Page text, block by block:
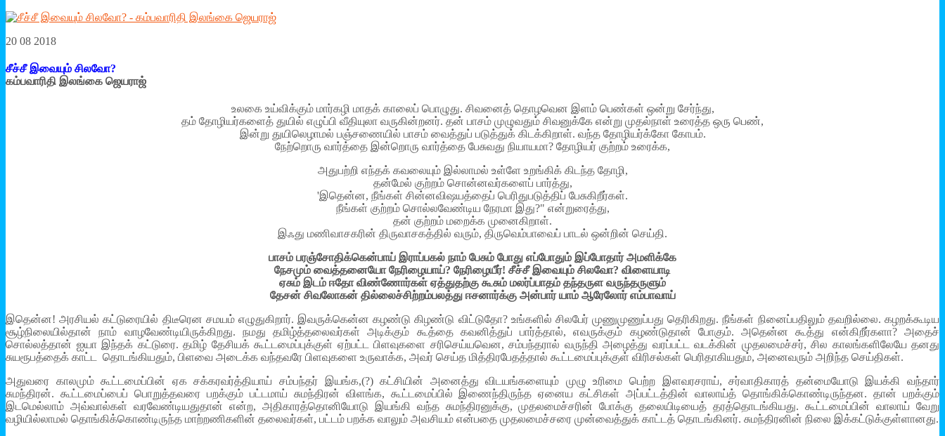
20 08 2018
சீச்சீ இவையும் சிலவோ?
கம்பவாரிதி இலங்கை ஜெயராஜ்
உலகை உய்விக்கும் மார்கழி மாதக் காலைப் பொழுது. சிவனைத் தொழவென இளம் பெண்கள் ஒன்று சேர்ந்து,
தம் தோழியர்களைத் துயில் எழுப்பி வீதியுலா வருகின்றனர். தன் பாசம் முழுவதும் சிவனுக்கே என்று முதல்நாள் உரைத்த ஒரு பெண்,
இன்று துயிலெழாமல் பஞ்சணையில் பாசம் வைத்துப் படுத்துக் கிடக்கிறாள். வந்த தோழியர்க்கோ கோபம்.
நேற்றொரு வார்த்தை இன்றொரு வார்த்தை பேசுவது நியாயமா? தோழியர் குற்றம் உரைக்க,
அதுபற்றி எந்தக் கவலையும் இல்லாமல் உள்ளே உறங்கிக் கிடந்த தோழி,
தன்மேல் குற்றம் சொன்னவர்களைப் பார்த்து,
'இதென்ன, நீங்கள் சின்னவிஷயத்தைப் பெரிதுபடுத்திப் பேசுகிறீர்கள்.
நீங்கள் குற்றம் சொல்லவேண்டிய நேரமா இது?" என்றுரைத்து,
தன் குற்றம் மறைக்க முனைகிறாள்.
இஃது மணிவாசகரின் திருவாசகத்தில் வரும், திருவெம்பாவைப் பாடல் ஒன்றின் செய்தி.
பாசம் பரஞ்சோதிக்கென்பாய் இராப்பகல் நாம் பேசும் போது எப்போதும் இப்போதார் அமளிக்கே
நேசமும் வைத்தனையோ நேரிழையாய்? நேரிழையீர்! சீச்சீ இவையும் சிலவோ? விளையாடி
ஏசும் இடம் ஈதோ விண்ணோர்கள் ஏத்துதற்கு கூசும் மலர்ப்பாதம் தந்தருள வருந்தருளும்
தேசன் சிவலோகன் தில்லைச்சிற்றம்பலத்து ஈசனார்க்கு அன்பார் யாம் ஆரேலோர் எம்பாவாய்
இதென்ன! அரசியல் கட்டுரையில் திடீரென சமயம் எழுதுகிறார். இவருக்கென்ன கழண்டு கிழண்டு விட்டுதோ? உங்களில் சிலபேர் முணுமுணுப்பது தெரிகிறது. நீங்கள் நினைப்பதிலும் தவறில்லை. கழறக்கூடிய
சூழ்நிலையில்தான் நாம் வாழவேண்டியிருக்கிறது. நமது தமிழ்த்தலைவர்கள் அடிக்கும் கூத்தை கவனித்துப் பார்த்தால், எவருக்கும் கழண்டுதான் போகும். அதென்ன கூத்து என்கிறீர்களா? அதைச்
சொல்லத்தான் ஐயா இந்தக் கட்டுரை. தமிழ் தேசியக் கூட்டமைப்புக்குள் ஏற்பட்ட பிளவுகளை சரிசெய்யவென, சம்பந்தரால் வருந்தி அழைத்து வரப்பட்ட வடக்கின் முதலமைச்சர், சில காலங்களிலேயே தனது
சுயரூபத்தைக் காட்ட தொடங்கியதும், பிளவை அடைக்க வந்தவரே பிளவுகளை உருவாக்க, அவர் செய்த மித்திரபேதத்தால் கூட்டமைப்புக்குள் விரிசல்கள் பெரிதாகியதும், அனைவரும் அறிந்த செய்திகள்.
அதுவரை காலமும் கூட்டமைப்பின் ஏக சக்கரவர்த்தியாய் சம்பந்தர் இயங்க,(?) கட்சியின் அனைத்து விடயங்களையும் முழு உரிமை பெற்ற இளவரசராய், சர்வாதிகாரத் தன்மையோடு இயக்கி வந்தார்
சுமந்திரன். கூட்டமைப்பைப் பொறுத்தவரை பறக்கும் பட்டமாய் சுமந்திரன் விளங்க, கூட்டமைப்பில் இணைந்திருந்த ஏனைய கட்சிகள் அப்பட்டத்தின் வாலாய்த் தொங்கிக்கொண்டிருந்தன. தான் பறக்கும்
இடமெல்லாம் அவ்வால்கள் வரவேண்டியதுதான் என்ற, அதிகாரத்தொனியோடு இயங்கி வந்த சுமந்திரனுக்கு, முதலமைச்சரின் போக்கு தலையிடியைத் தரத்தொடங்கியது. கூட்டமைப்பின் வாலாய் வேறு
வழியில்லாமல் தொங்கிக்கொண்டிருந்த மாற்றணிகளின் தலைவர்கள், பட்டம் பறக்க வாலும் அவசியம் என்பதை முதலமைச்சரை முன்வைத்துக் காட்டத் தொடங்கினர். சுமந்திரனின் நிலை இக்கட்டுக்குள்ளானது.